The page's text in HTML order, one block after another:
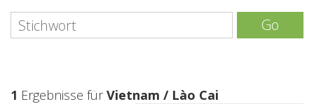
Go
1 Ergebnisse fürVietnam / Lào Cai